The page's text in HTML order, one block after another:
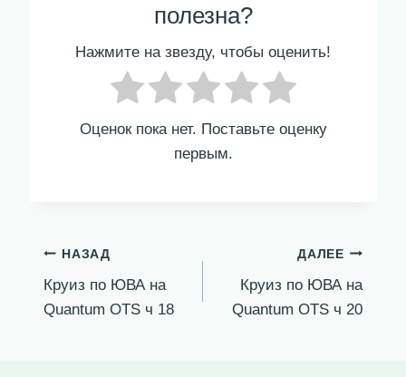
полезна?
Нажмите на звезду, чтобы оценить!
Оценок пока нет. Поставьте оценку
первым.
Навигация
по
НАЗАД
Круиз по ЮВА на
Quantum OTS ч 18
ДАЛЕЕ
Круиз по ЮВА на
Quantum OTS ч 20